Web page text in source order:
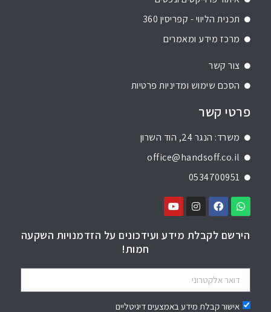
תכנית הליווי - קפריסין 360
מרכז מידע ומאמרים
צור קשר
הסכם שימוש ומדיניות פרטיות
פרטי קשר
משרד: הנגר 24, הוד השרון
office@handsoff.co.il
0534700951
הירשם לקבלת מידע ועידכונים על הזדמנויות השקעה
חמות!
אישור קבלת מידע באמצעים דיגיטליים